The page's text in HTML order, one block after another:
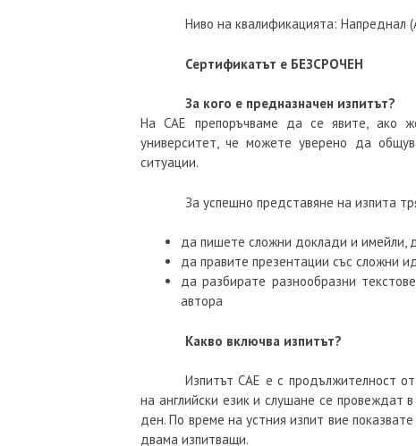
Ниво на квалификацията: Напреднал
Сертификатът е БЕЗСРОЧЕН
За кого е предназначен изпитът?
На CAE препоръчваме да се явите, ако
университет, че можете уверено да
ситуации.
За успешно представяне на изпита
да пишете сложни доклади и имейли,
да правите презентации със сложни
да разбирате разнообразни
автора
Какво включва изпитът?
Изпитът CAE е с продължителност
на английски език и слушане се
ден. По време на устния изпит вие
двама изпитващи.